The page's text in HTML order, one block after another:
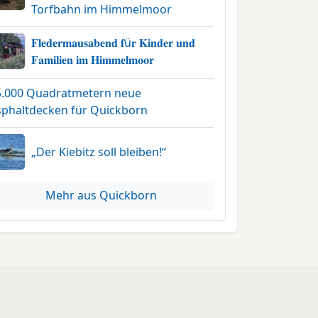
Torfbahn im Himmelmoor
𝐅𝐥𝐞𝐝𝐞𝐫𝐦𝐚𝐮𝐬𝐚𝐛𝐞𝐧𝐝 𝐟ü𝐫 𝐊𝐢𝐧𝐝𝐞𝐫 𝐮𝐧𝐝
𝐅𝐚𝐦𝐢𝐥𝐢𝐞𝐧 𝐢𝐦 𝐇𝐢𝐦𝐦𝐞𝐥𝐦𝐨𝐨𝐫
Quadratmetern neue
für Quickborn
„Der Kiebitz soll bleiben!“
Mehr aus Quickborn